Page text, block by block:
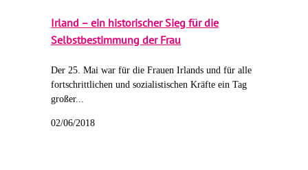
Irland – ein historischer Sieg für die
Selbstbestimmung der Frau
Der 25. Mai war für die Frauen Irlands und für alle
fortschrittlichen und sozialistischen Kräfte ein Tag
großer...
02/06/2018